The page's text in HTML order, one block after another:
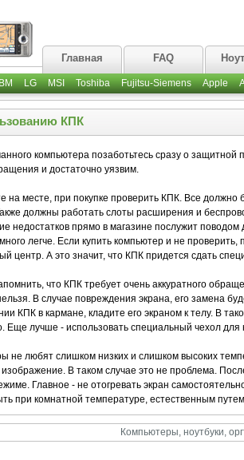
Главная FAQ
LG MSI Toshiba Fujitsu-Siemens Apple
КПК
компьютера позаботьтесь сразу о
и достаточно уязвим.
на месте, при покупке проверить КПК. Все
должны работать слоты расширения и
недостатков прямо в магазине послужит
легче. Если купить компьютер и не
центр. А это значит, что КПК придется сдать
что КПК требует очень аккуратного
В случае повреждения экрана, его замена
КПК в кармане, кладите его экраном к телу. В
Еще лучше - использовать специальный чехол
не любят слишком низких и слишком высоких
В таком случае это не проблема.
Главное - не отогревать экран
при комнатной температуре, естественным
Компьютеры, ноутбуки,